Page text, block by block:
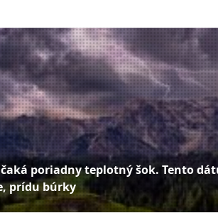
poriadny teplotný šok. Tento
prídu búrky